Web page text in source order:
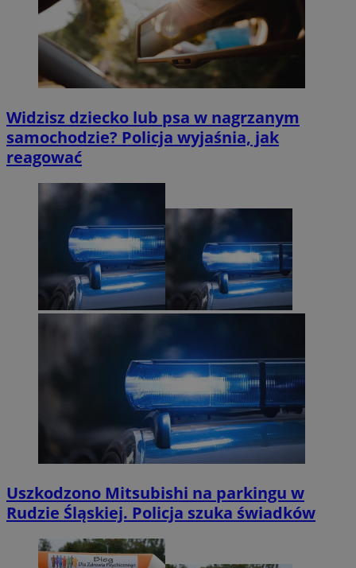
Widzisz dziecko lub psa w nagrzanym
samochodzie? Policja wyjaśnia, jak
reagować
Uszkodzono Mitsubishi na parkingu w
Rudzie Śląskiej. Policja szuka świadków